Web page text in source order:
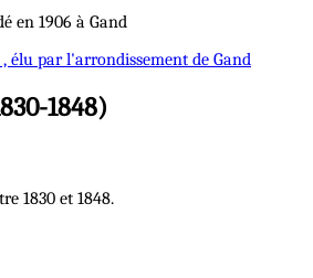
en 1906 à Gand
, élu par l'arrondissement de Gand
1848)
1830 et 1848.